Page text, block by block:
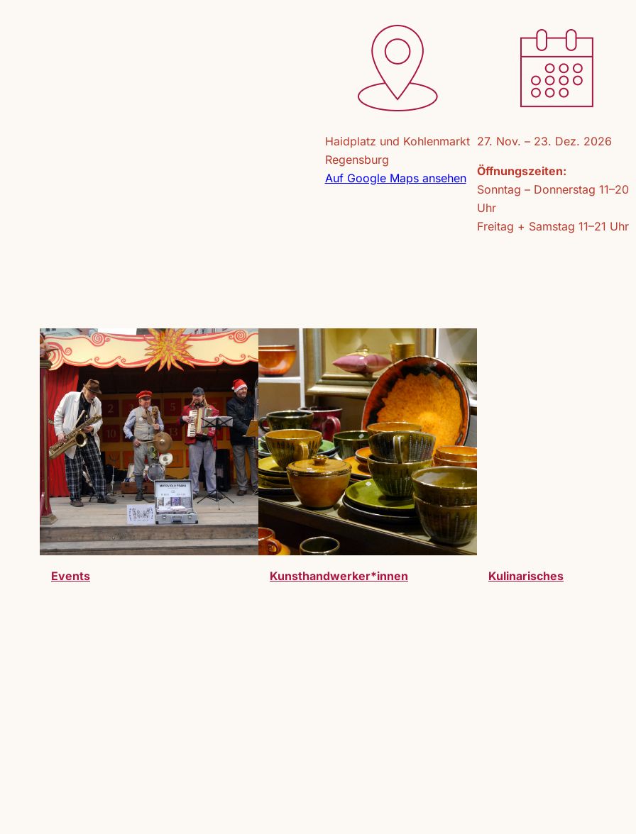
Haidplatz und Kohlenmarkt
Regensburg
Auf Google Maps ansehen
27. Nov. – 23. Dez. 2026
Öffnungszeiten:
Sonntag – Donnerstag 11–20
Uhr
Freitag + Samstag 11–21 Uhr
Events Kunsthandwerker*innen Kulinarisches